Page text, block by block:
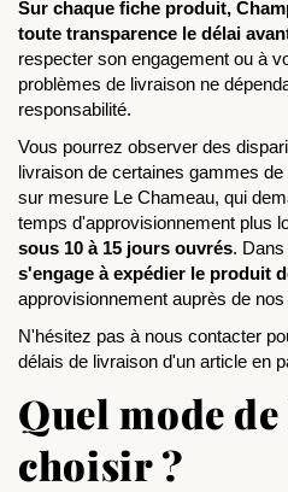
Sur chaque fiche produit,
toute transparence le délai
respecter son engagement ou à
problèmes de livraison ne
responsabilité.
Vous pourrez observer des
livraison de certaines gammes
sur mesure Le Chameau, qui
sous 10 à 15 jours ouvrés.
s'engage à expédier le produit
approvisionnement auprès de
N'hésitez pas à nous contacter
délais de livraison d'un article en
Quel mode
choisir ?